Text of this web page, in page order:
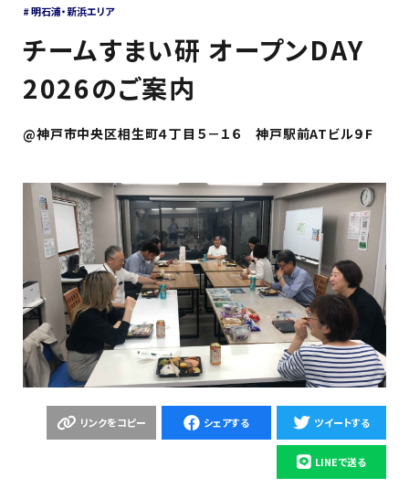
明石浦・新浜エリア
チームすまい研 オープンDAY
2026のご案内
@神戸市中央区相生町４丁目５－１６ 神戸駅前ATビル９F
リンクをコピー シェアする ツイートする
LINEで送る